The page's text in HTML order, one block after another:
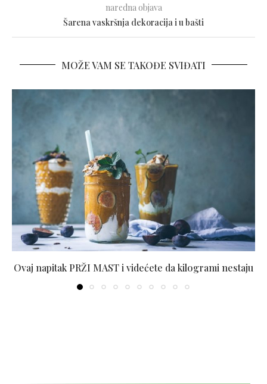
naredna objava
Šarena vaskršnja dekoracija i u bašti
MOŽE VAM SE TAKOĐE SVIĐATI
Ovaj napitak PRŽI MAST i videćete da kilogrami nestaju